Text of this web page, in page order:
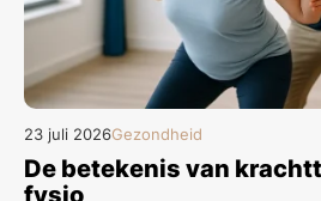
23 juli 2026Gezondheid
De betekenis van
fysio